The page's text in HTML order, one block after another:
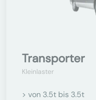
Transporter
Kleinlaster
> von 3.5t bis 3.5t